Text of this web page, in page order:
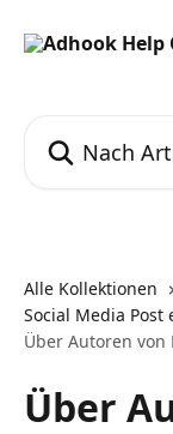
Alle Kollektionen
Social Media
Über Autoren von
Über